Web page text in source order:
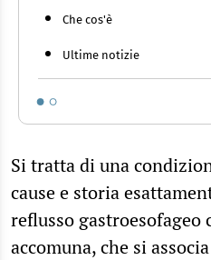
Che cos'è
Ultime notizie
Si tratta di una
cause e storia
reflusso gastroesofageo
accomuna, che si